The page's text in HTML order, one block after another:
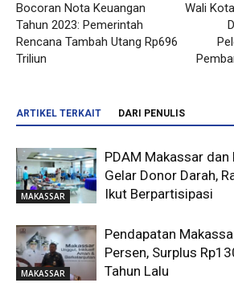
Bocoran Nota Keuangan
Tahun 2023: Pemerintah
Rencana Tambah Utang Rp696
Triliun
Wali
ARTIKEL TERKAIT DARI PENULIS
MAKASSAR
PDAM Makassar dan
Gelar Donor Darah,
Ikut Berpartisipasi
MAKASSAR
Pendapatan
Persen, Surplus
Tahun Lalu